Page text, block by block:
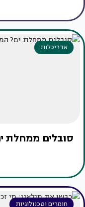
אדריכלות
סובלים ממחלת
חומרים וטכנולוגיות